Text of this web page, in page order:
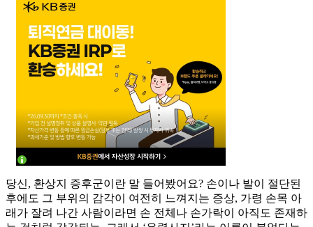
당신, 환상지 증후군이란 말 들어봤어요? 손이나 발이 절단된
후에도 그 부위의 감각이 여전히 느껴지는 증상, 가령 손목 아
래가 잘려 나간 사람이라면 손 전체나 손가락이 아직도 존재하